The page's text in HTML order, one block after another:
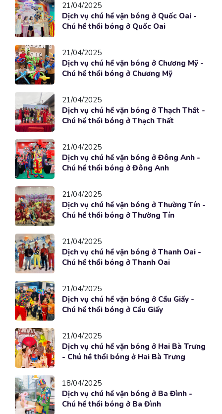
21/04/2025
Dịch vụ chú hề vặn bóng ở Quốc Oai -
Chú hề thổi bóng ở Quốc Oai
21/04/2025
Dịch vụ chú hề vặn bóng ở Chương Mỹ -
Chú hề thổi bóng ở Chương Mỹ
21/04/2025
Dịch vụ chú hề vặn bóng ở Thạch Thất -
Chú hề thổi bóng ở Thạch Thất
21/04/2025
Dịch vụ chú hề vặn bóng ở Đông Anh -
Chú hề thổi bóng ở Đông Anh
21/04/2025
Dịch vụ chú hề vặn bóng ở Thường Tín -
Chú hề thổi bóng ở Thường Tín
21/04/2025
Dịch vụ chú hề vặn bóng ở Thanh Oai -
Chú hề thổi bóng ở Thanh Oai
21/04/2025
Dịch vụ chú hề vặn bóng ở Cầu Giấy -
Chú hề thổi bóng ở Cầu Giấy
21/04/2025
Dịch vụ chú hề vặn bóng ở Hai Bà Trưng
- Chú hề thổi bóng ở Hai Bà Trưng
18/04/2025
Dịch vụ chú hề vặn bóng ở Ba Đình -
Chú hề thổi bóng ở Ba Đình